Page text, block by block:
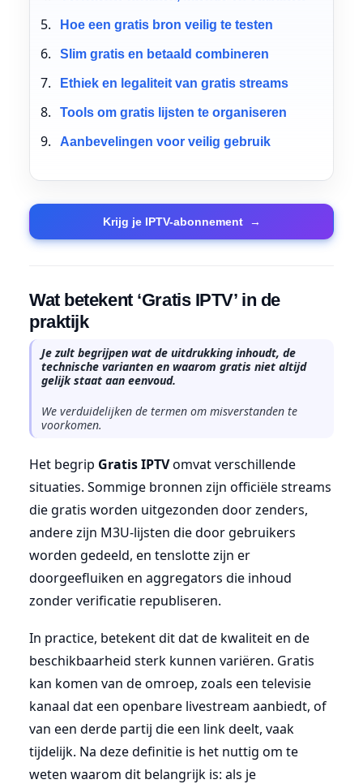
Hoe een gratis bron veilig te testen
Slim gratis en betaald combineren
Ethiek en legaliteit van gratis streams
Tools om gratis lijsten te organiseren
Aanbevelingen voor veilig gebruik
Krijg je IPTV-abonnement →
Wat betekent ‘Gratis IPTV’ in de
praktijk
Je zult begrijpen wat de uitdrukking inhoudt, de
technische varianten en waarom gratis niet altijd
gelijk staat aan eenvoud.
We verduidelijken de termen om misverstanden te
voorkomen.
Het begrip Gratis IPTVomvat verschillende
situaties. Sommige bronnen zijn officiële streams
die gratis worden uitgezonden door zenders,
andere zijn M3U-lijsten die door gebruikers
worden gedeeld, en tenslotte zijn er
doorgeefluiken en aggregators die inhoud
zonder verificatie republiseren.
In practice, betekent dit dat de kwaliteit en de
beschikbaarheid sterk kunnen variëren. Gratis
kan komen van de omroep, zoals een televisie
kanaal dat een openbare livestream aanbiedt, of
van een derde partij die een link deelt, vaak
tijdelijk. Na deze definitie is het nuttig om te
weten waarom dit belangrijk is: als je